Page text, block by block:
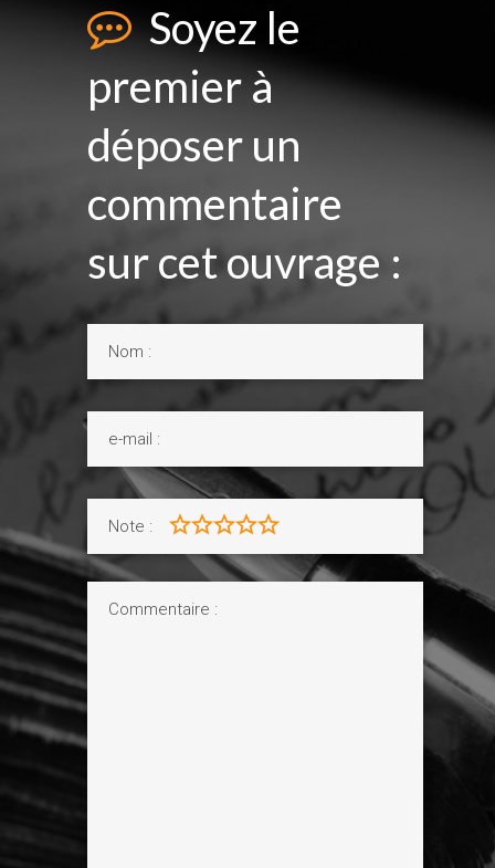
Soyez le
premier à
déposer un
commentaire
sur cet ouvrage :
Note :